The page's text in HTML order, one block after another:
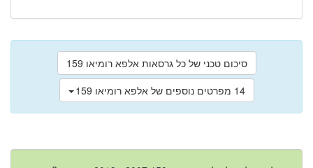
סיכום טכני של כל גרסאות אלפא רומיאו 159
14 מפרטים נוספים של אלפא רומיאו 159